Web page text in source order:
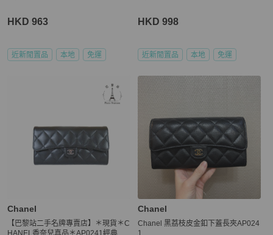
HKD 963
近新閒置品 本地 免運
HKD 998
近新閒置品 本地 免運
Chanel
【巴黎站二手名牌專賣店】＊現貨＊C
HANEL香奈兒真品＊AP0241經典黑
Chanel
Chanel 黑荔枝皮金釦下蓋長夾AP024
1